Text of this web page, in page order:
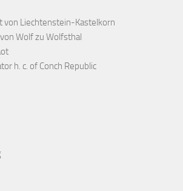
von Liechtenstein-Kastelkorn
Wolf zu Wolfsthal
h. c. of Conch Republic